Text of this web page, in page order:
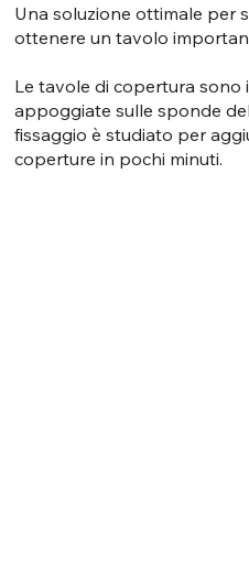
Una soluzione ottimale per
ottenere un tavolo
Le tavole di copertura sono
appoggiate sulle sponde
fissaggio è studiato per
coperture in pochi minuti.